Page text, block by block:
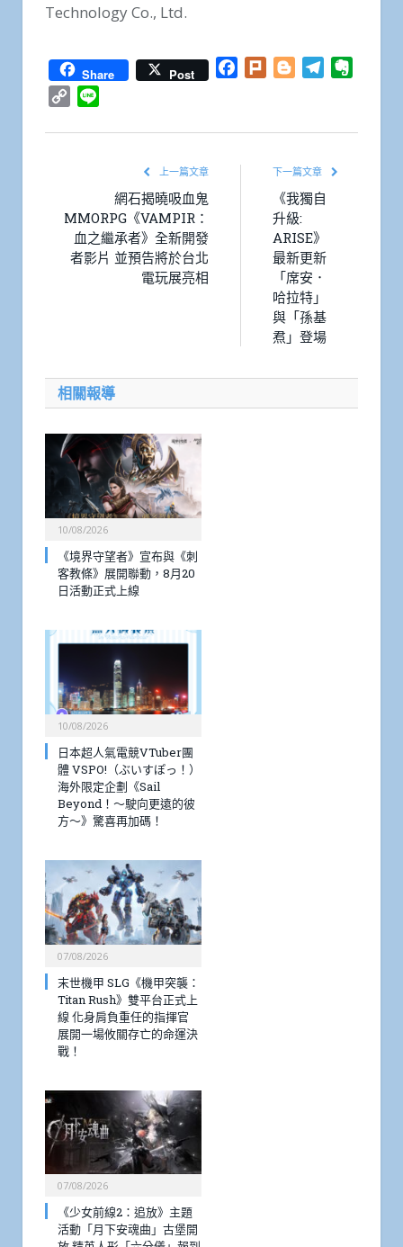
Technology Co., Ltd.
Share Post Facebook
Plurk BloggerTelegram
Copy
上一篇文章
網石揭曉吸血鬼
MMORPG《VAMPIR：
血之繼承者》全新開發
者影片 並預告將於台北
電玩展亮相
下一篇文章
《我獨自
升級:
ARISE》
最新更新
「席安．
哈拉特」
與「孫基
焄」登場
相關報導
10/08/2026
《境界守望者》宣布與《刺
客教條》展開聯動，8月20
日活動正式上線
10/08/2026
日本超人氣電競VTuber團
體 VSPO!（ぶいすぽっ！）
海外限定企劃《Sail
Beyond！～駛向更遠的彼
方～》驚喜再加碼！
07/08/2026
末世機甲 SLG《機甲突襲：
Titan Rush》雙平台正式上
線 化身肩負重任的指揮官
展開一場攸關存亡的命運決
戰！
07/08/2026
《少女前線2：追放》主題
活動「月下安魂曲」古堡開